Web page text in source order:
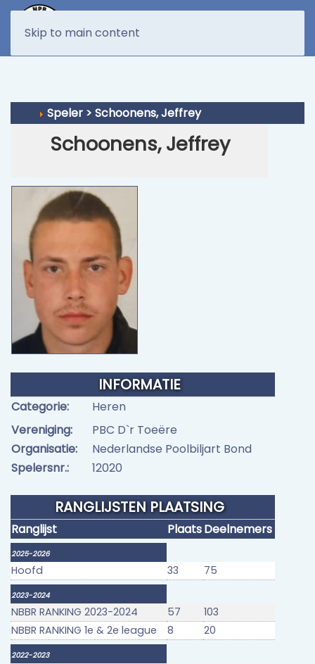
Skip to main content
Speler > Schoonens, Jeffrey
Schoonens, Jeffrey
INFORMATIE
Categorie:
Heren
Vereniging:
PBC D`r Toeëre
Organisatie:
Nederlandse Poolbiljart Bond
Spelersnr.:
12020
RANGLIJSTEN PLAATSING
Ranglijst PlaatsDeelnemers
2025-2026
Hoofd 33 75
2023-2024
NBBR RANKING 2023-2024 57
103
NBBR RANKING 1e & 2e league
8 20
2022-2023